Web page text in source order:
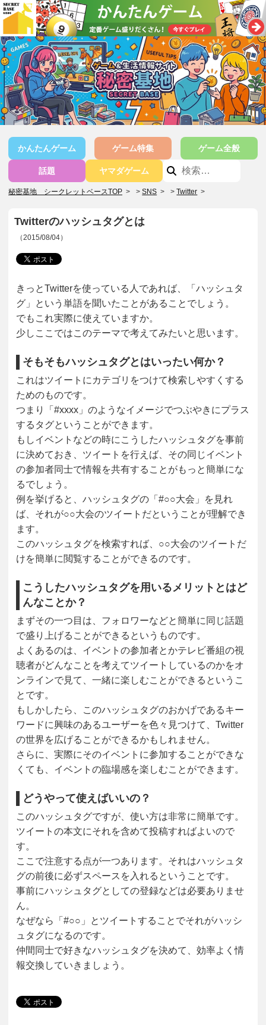
かんたんゲーム ゲーム特集 ゲーム全般
話題 ヤマダゲーム
秘密基地 シークレットベースTOP > SNS > Twitter >
Twitterのハッシュタグとは
（2015/08/04）
きっとTwitterを使っている人であれば、「ハッシュタ
グ」という単語を聞いたことがあることでしょう。
でもこれ実際に使えていますか。
少しここではこのテーマで考えてみたいと思います。
そもそもハッシュタグとはいったい何か？
これはツイートにカテゴリをつけて検索しやすくする
ためのものです。
つまり「#xxxx」のようなイメージでつぶやきにプラス
するタグということができます。
もしイベントなどの時にこうしたハッシュタグを事前
に決めておき、ツイートを行えば、その同じイベント
の参加者同士で情報を共有することがもっと簡単にな
るでしょう。
例を挙げると、ハッシュタグの「#○○大会」を見れ
ば、それが○○大会のツイートだということが理解でき
ます。
このハッシュタグを検索すれば、○○大会のツイートだ
けを簡単に閲覧することができるのです。
こうしたハッシュタグを用いるメリットとはど
んなことか？
まずその一つ目は、フォロワーなどと簡単に同じ話題
で盛り上げることができるというものです。
よくあるのは、イベントの参加者とかテレビ番組の視
聴者がどんなことを考えてツイートしているのかをオ
ンラインで見て、一緒に楽しむことができるというこ
とです。
もしかしたら、このハッシュタグのおかげであるキー
ワードに興味のあるユーザーを色々見つけて、Twitter
の世界を広げることができるかもしれません。
さらに、実際にそのイベントに参加することができな
くても、イベントの臨場感を楽しむことができます。
どうやって使えばいいの？
このハッシュタグですが、使い方は非常に簡単です。
ツイートの本文にそれを含めて投稿すればよいので
す。
ここで注意する点が一つあります。それはハッシュタ
グの前後に必ずスペースを入れるということです。
事前にハッシュタグとしての登録などは必要ありませ
ん。
なぜなら「#○○」とツイートすることでそれがハッシ
ュタグになるのです。
仲間同士で好きなハッシュタグを決めて、効率よく情
報交換していきましょう。